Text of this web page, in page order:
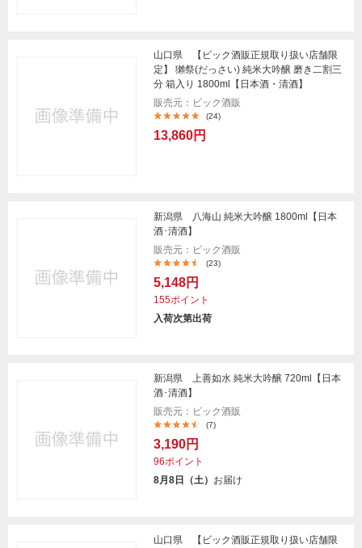
山口県 【ビック酒販正規取り扱い店舗限
定】 獺祭(だっさい) 純米大吟醸 磨き二割三
分 箱入り 1800ml【日本酒・清酒】
販売元：ビック酒販
(24)
13,860円
新潟県 八海山 純米大吟醸 1800ml【日本
酒･清酒】
販売元：ビック酒販
(23)
5,148円
155ポイント
入荷次第出荷
新潟県 上善如水 純米大吟醸 720ml【日本
酒･清酒】
販売元：ビック酒販
(7)
3,190円
96ポイント
8月8日（土） お届け
山口県 【ビック酒販正規取り扱い店舗限